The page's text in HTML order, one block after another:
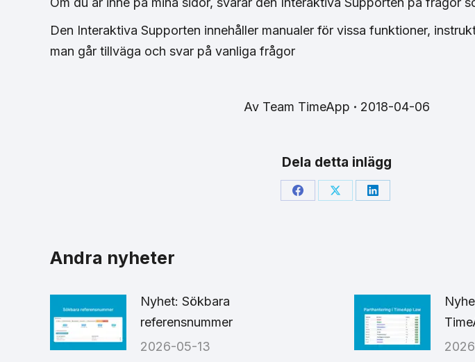
Den Interaktiva Supporten innehåller manualer för vissa funktioner,
man går tillväga och svar på vanliga frågor
Av Team TimeApp 2018-04-06
Dela detta inlägg
Share Share Share
Andra nyheter
Nyhet: Sökbara
referensnummer
2026-05-13